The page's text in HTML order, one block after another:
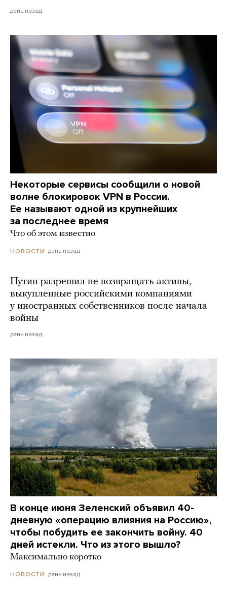
день назад
Некоторые сервисы сообщили о новой
волне блокировок VPN в России.
Ее называют одной из крупнейших
за последнее время
Что об этом известно
НОВОСТИ день назад
Путин разрешил не возвращать активы,
выкупленные российскими компаниями
у иностранных собственников после начала
войны
день назад
В конце июня Зеленский объявил 40-
дневную «операцию влияния на Россию»,
чтобы побудить ее закончить войну. 40
дней истекли. Что из этого вышло?
Максимально коротко
НОВОСТИ день назад